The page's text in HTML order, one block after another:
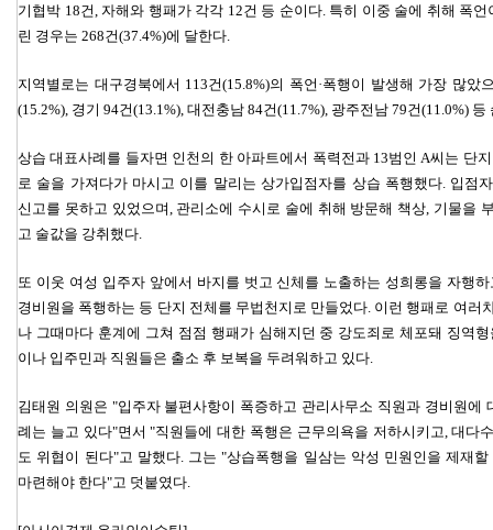
기협박 18건, 자해와 행패가 각각 12건 등 순이다. 특히 이중 술에 취해 폭
린 경우는 268건(37.4%)에 달한다.
지역별로는 대구경북에서 113건(15.8%)의 폭언·폭행이 발생해 가장 많았
(15.2%), 경기 94건(13.1%), 대전충남 84건(11.7%), 광주전남 79건(11.0%) 등
상습 대표사례를 들자면 인천의 한 아파트에서 폭력전과 13범인 A씨는 단
로 술을 가져다가 마시고 이를 말리는 상가입점자를 상습 폭행했다. 입점
신고를 못하고 있었으며, 관리소에 수시로 술에 취해 방문해 책상, 기물을
고 술값을 강취했다.
또 이웃 여성 입주자 앞에서 바지를 벗고 신체를 노출하는 성희롱을 자행
경비원을 폭행하는 등 단지 전체를 무법천지로 만들었다. 이런 행패로 여러
나 그때마다 훈계에 그쳐 점점 행패가 심해지던 중 강도죄로 체포돼 징역
이나 입주민과 직원들은 출소 후 보복을 두려워하고 있다.
김태원 의원은 "입주자 불편사항이 폭증하고 관리사무소 직원과 경비원에
례는 늘고 있다"면서 "직원들에 대한 폭행은 근무의욕을 저하시키고, 대다
도 위협이 된다"고 말했다. 그는 "상습폭행을 일삼는 악성 민원인을 제재
마련해야 한다"고 덧붙였다.